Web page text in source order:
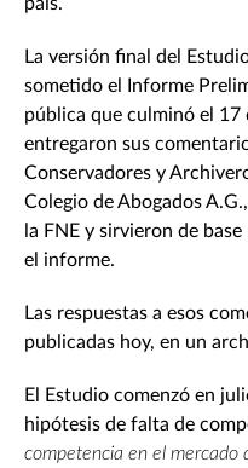
La versión final del
sometido el Informe
pública que culminó el 17
entregaron sus
Conservadores y
Colegio de Abogados
la FNE y sirvieron de
el informe.
Las respuestas a esos
publicadas hoy, en un
El Estudio comenzó en
hipótesis de falta de
competencia en el mercado